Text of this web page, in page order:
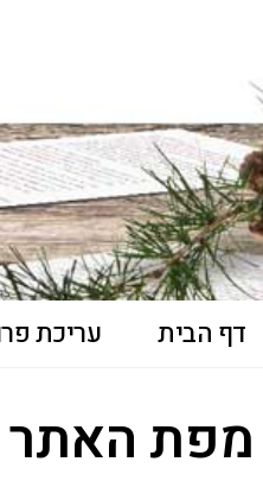
דף הבית עריכת
מפת האתר